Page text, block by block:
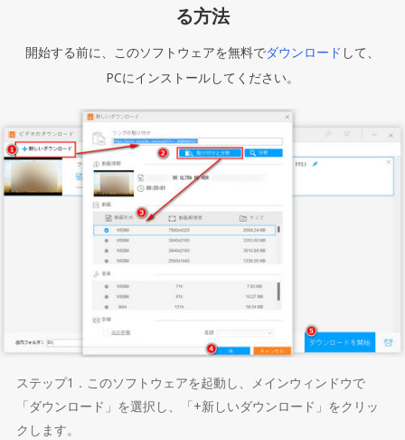
る方法
開始する前に、このソフトウェアを無料でダウンロード して、
PCにインストールしてください。
ステップ1．このソフトウェアを起動し、メインウィンドウで
「ダウンロード」を選択し、「+新しいダウンロード」をクリッ
クします。